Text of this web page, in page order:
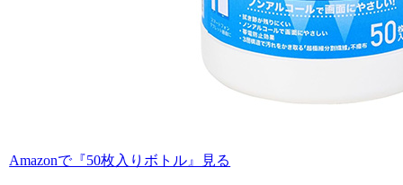
Amazonで『50枚入りボトル』見る